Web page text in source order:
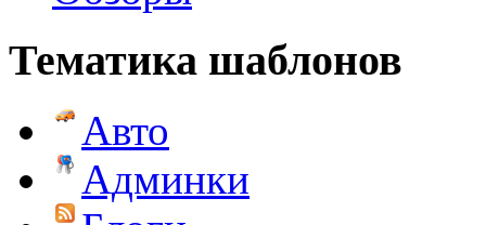
Тематика шаблонов
Авто
Админки